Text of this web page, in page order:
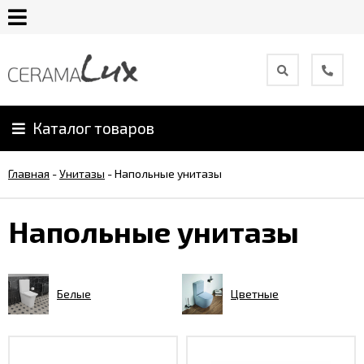
О
продукцией
Сотрудничество
Каталог товаров
Главная -Унитазы -Напольные унитазы
Напольные унитазы
Белые Цветные